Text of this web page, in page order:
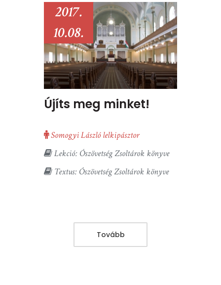
Újíts meg minket!
2017.
10.08.
Somogyi László lelkipásztor
Lekció: Ószövetség Zsoltárok könyve
Textus: Ószövetség Zsoltárok könyve
Tovább